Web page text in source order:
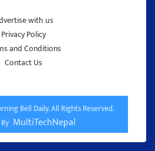
with us
Privacy Policy
and Conditions
Contact Us
Bell Daily. All Rights Reserved.
MultiTechNepal